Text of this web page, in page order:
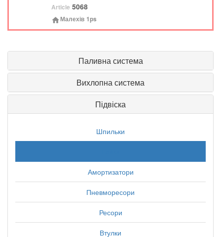
Article 5068
Малехів 1ps
Паливна система
Вихлопна система
Підвіска
Шпильки
Амортизатори
Пневморесори
Ресори
Втулки